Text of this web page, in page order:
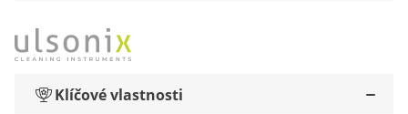
Klíčové vlastnosti